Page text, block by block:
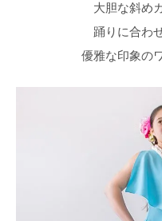
大胆な斜め
踊りに合わ
優雅な印象の